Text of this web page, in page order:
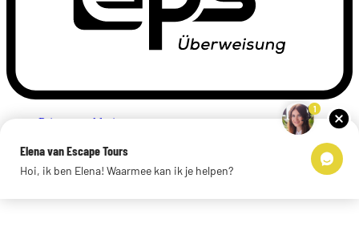
Privacyverklaring
Links
© 2026 Escape Tours
1
Elena van Escape Tours
Hoi, ik ben Elena! Waarmee kan ik je helpen?